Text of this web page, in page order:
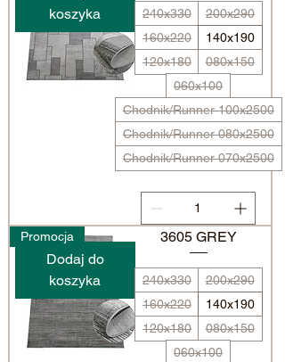
koszyka
240x330
200x290
160x220
140x190
120x180
080x150
060x100
Chodnik/Runner 100x2500
Chodnik/Runner 080x2500
Chodnik/Runner 070x2500
Dodaj do
koszyka
Promocja 3605 GREY
240x330
200x290
160x220
140x190
120x180
080x150
060x100